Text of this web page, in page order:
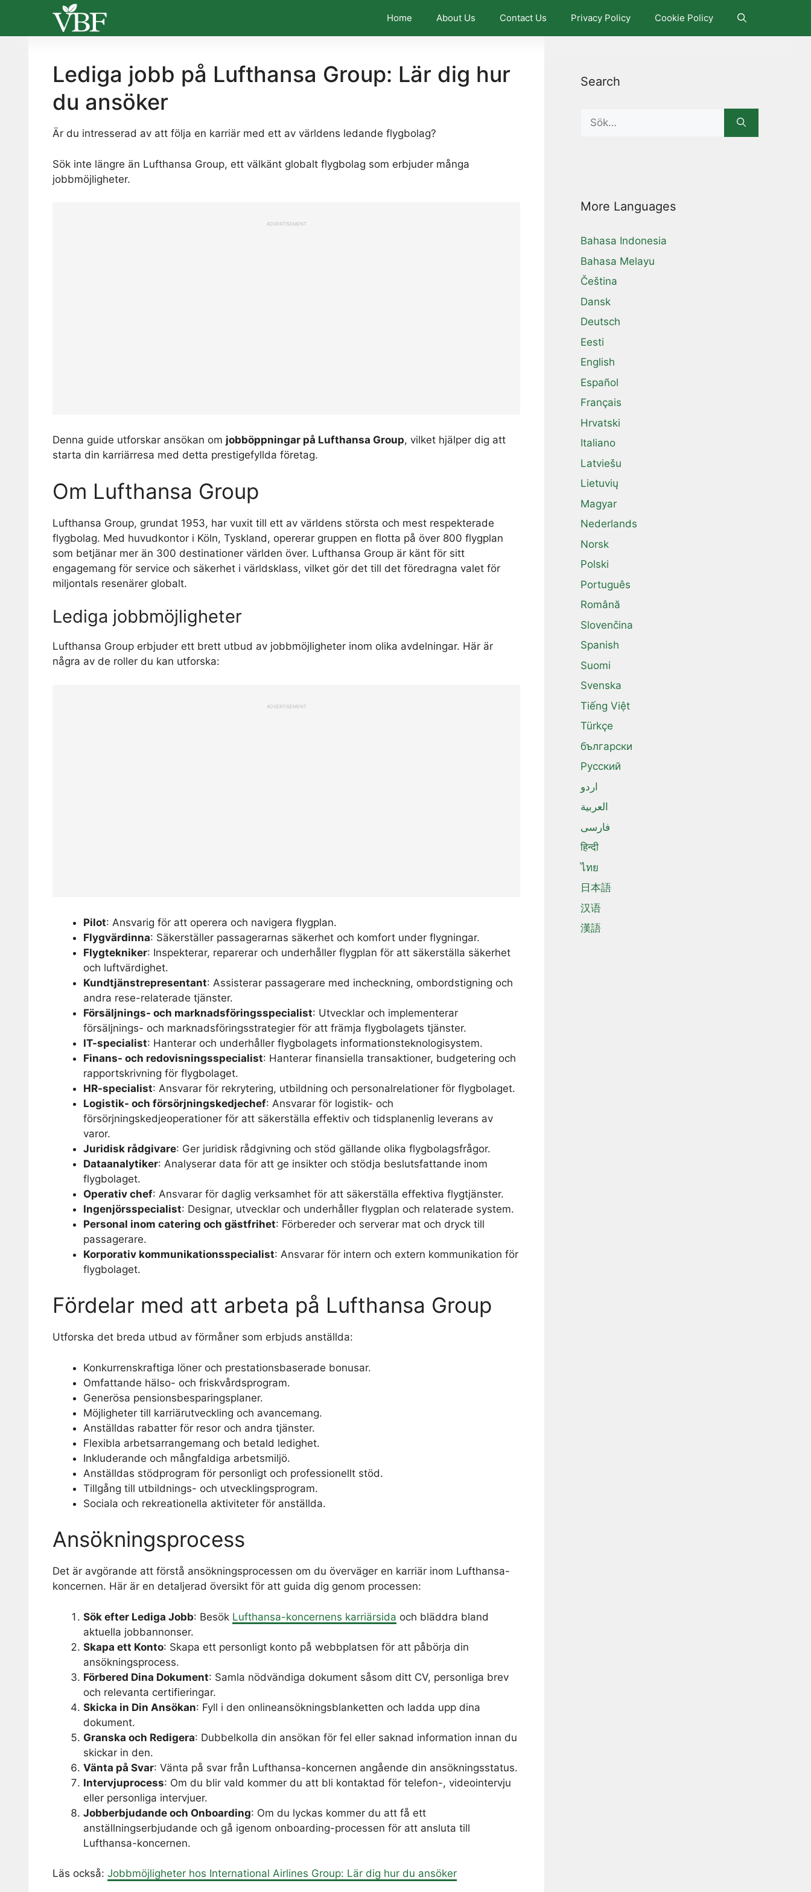
content
Home About Us Contact Us Privacy Policy Cookie Policy
Lediga jobb på Lufthansa Group: Lär dig hur
du ansöker
Är du intresserad av att följa en karriär med ett av världens ledande flygbolag?
Sök inte längre än Lufthansa Group, ett välkänt globalt flygbolag som erbjuder många
jobbmöjligheter.
ADVERTISEMENT
Denna guide utforskar ansökan om jobböppningar på Lufthansa Group, vilket hjälper dig att
starta din karriärresa med detta prestigefyllda företag.
Om Lufthansa Group
Lufthansa Group, grundat 1953, har vuxit till ett av världens största och mest respekterade
flygbolag. Med huvudkontor i Köln, Tyskland, opererar gruppen en flotta på över 800 flygplan
som betjänar mer än 300 destinationer världen över. Lufthansa Group är känt för sitt
engagemang för service och säkerhet i världsklass, vilket gör det till det föredragna valet för
miljontals resenärer globalt.
Lediga jobbmöjligheter
Lufthansa Group erbjuder ett brett utbud av jobbmöjligheter inom olika avdelningar. Här är
några av de roller du kan utforska:
ADVERTISEMENT
Pilot: Ansvarig för att operera och navigera flygplan.
Flygvärdinna: Säkerställer passagerarnas säkerhet och komfort under flygningar.
Flygtekniker: Inspekterar, reparerar och underhåller flygplan för att säkerställa säkerhet
och luftvärdighet.
Kundtjänstrepresentant: Assisterar passagerare med incheckning, ombordstigning och
andra rese-relaterade tjänster.
Försäljnings- och marknadsföringsspecialist: Utvecklar och implementerar
försäljnings- och marknadsföringsstrategier för att främja flygbolagets tjänster.
IT-specialist: Hanterar och underhåller flygbolagets informationsteknologisystem.
Finans- och redovisningsspecialist: Hanterar finansiella transaktioner, budgetering och
rapportskrivning för flygbolaget.
HR-specialist: Ansvarar för rekrytering, utbildning och personalrelationer för flygbolaget.
Logistik- och försörjningskedjechef: Ansvarar för logistik- och
försörjningskedjeoperationer för att säkerställa effektiv och tidsplanenlig leverans av
varor.
Juridisk rådgivare: Ger juridisk rådgivning och stöd gällande olika flygbolagsfrågor.
Dataanalytiker: Analyserar data för att ge insikter och stödja beslutsfattande inom
flygbolaget.
Operativ chef: Ansvarar för daglig verksamhet för att säkerställa effektiva flygtjänster.
Ingenjörsspecialist: Designar, utvecklar och underhåller flygplan och relaterade system.
Personal inom catering och gästfrihet: Förbereder och serverar mat och dryck till
passagerare.
Korporativ kommunikationsspecialist: Ansvarar för intern och extern kommunikation för
flygbolaget.
Fördelar med att arbeta på Lufthansa Group
Utforska det breda utbud av förmåner som erbjuds anställda:
Konkurrenskraftiga löner och prestationsbaserade bonusar.
Omfattande hälso- och friskvårdsprogram.
Generösa pensionsbesparingsplaner.
Möjligheter till karriärutveckling och avancemang.
Anställdas rabatter för resor och andra tjänster.
Flexibla arbetsarrangemang och betald ledighet.
Inkluderande och mångfaldiga arbetsmiljö.
Anställdas stödprogram för personligt och professionellt stöd.
Tillgång till utbildnings- och utvecklingsprogram.
Sociala och rekreationella aktiviteter för anställda.
Ansökningsprocess
Det är avgörande att förstå ansökningsprocessen om du överväger en karriär inom Lufthansa-
koncernen. Här är en detaljerad översikt för att guida dig genom processen:
Sök efter Lediga Jobb: Besök Lufthansa-koncernens karriärsida och bläddra bland
aktuella jobbannonser.
Skapa ett Konto: Skapa ett personligt konto på webbplatsen för att påbörja din
ansökningsprocess.
Förbered Dina Dokument: Samla nödvändiga dokument såsom ditt CV, personliga brev
och relevanta certifieringar.
Skicka in Din Ansökan: Fyll i den onlineansökningsblanketten och ladda upp dina
dokument.
Granska och Redigera: Dubbelkolla din ansökan för fel eller saknad information innan du
skickar in den.
Vänta på Svar: Vänta på svar från Lufthansa-koncernen angående din ansökningsstatus.
Intervjuprocess: Om du blir vald kommer du att bli kontaktad för telefon-, videointervju
eller personliga intervjuer.
Jobberbjudande och Onboarding: Om du lyckas kommer du att få ett
anställningserbjudande och gå igenom onboarding-processen för att ansluta till
Lufthansa-koncernen.
Läs också: Jobbmöjligheter hos International Airlines Group: Lär dig hur du ansöker
Search
Search
for:
More Languages
Bahasa Indonesia
Bahasa Melayu
Čeština
Dansk
Deutsch
Eesti
English
Español
Français
Hrvatski
Italiano
Latviešu
Lietuvių
Magyar
Nederlands
Norsk
Polski
Português
Română
Slovenčina
Spanish
Suomi
Svenska
Tiếng Việt
Türkçe
български
Русский
اردو
العربية
فارسی
हिन्दी
ไทย
日本語
汉语
漢語